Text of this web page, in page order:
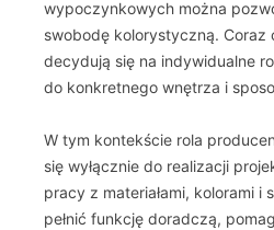
wypoczynkowych można
swobodę kolorystyczną. Coraz
decydują się na indywidualne
do konkretnego wnętrza i
W tym kontekście rola
się wyłącznie do realizacji
pracy z materiałami, kolorami i
pełnić funkcję doradczą,